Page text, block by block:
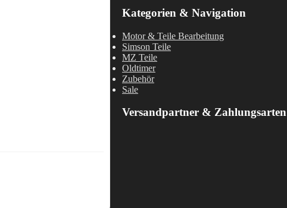
Kategorien & Navigation
Motor & Teile Bearbeitung
Simson Teile
MZ Teile
Oldtimer
Zubehör
Sale
Versandpartner & Zahlungsarten